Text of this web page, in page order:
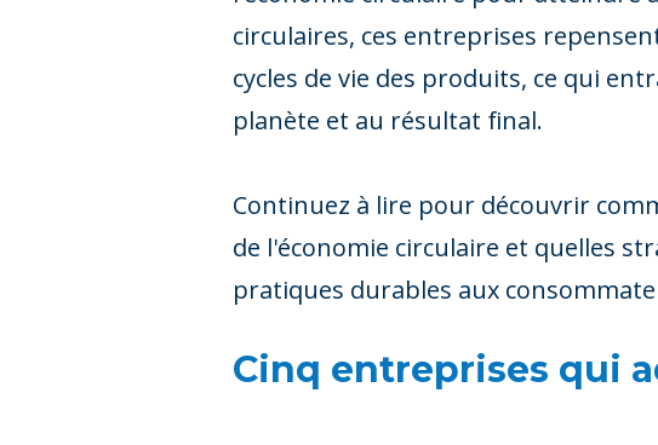
circulaires, ces entreprises
cycles de vie des produits, ce qui
planète et au résultat final.
Continuez à lire pour découvrir
de l'économie circulaire et quelles
pratiques durables aux
Cinq entreprises qui